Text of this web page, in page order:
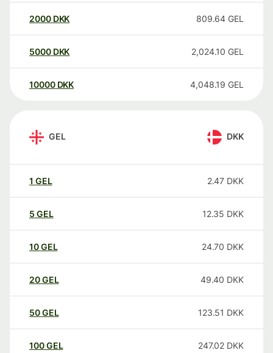
2000 DKK 809.64 GEL
5000 DKK 2,024.10 GEL
10000 DKK 4,048.19 GEL
GEL DKK
1 GEL 2.47 DKK
5 GEL 12.35 DKK
10GEL 24.70 DKK
20GEL 49.40 DKK
50GEL 123.51 DKK
100GEL 247.02 DKK